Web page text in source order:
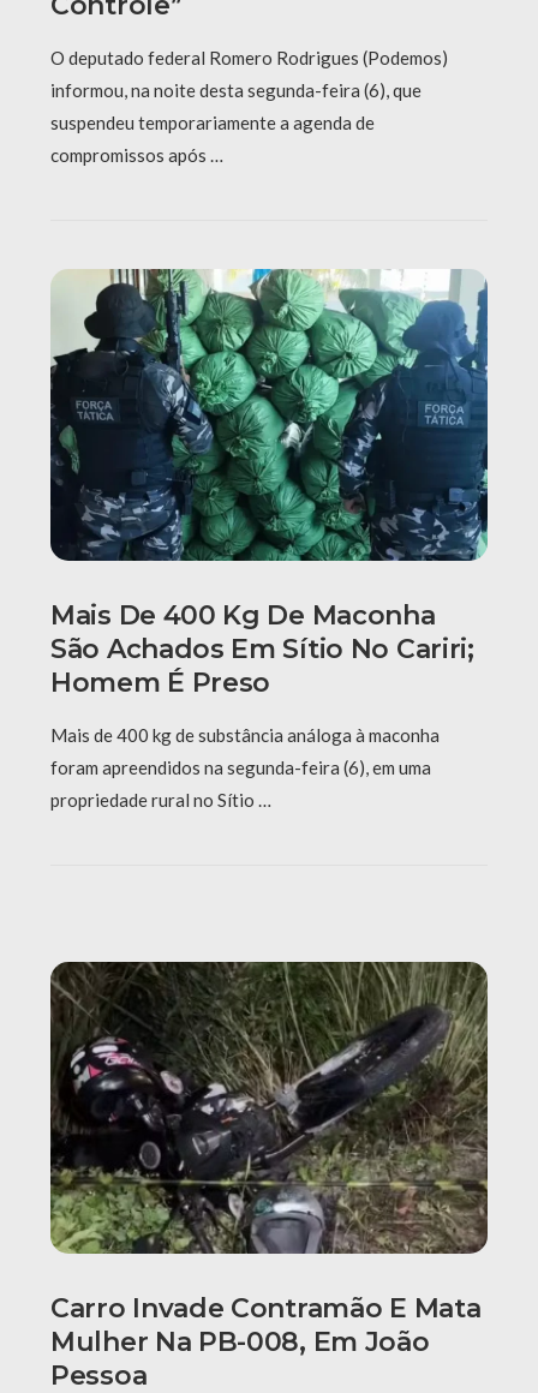
O deputado federal Romero Rodrigues (Podemos)
informou, na noite desta segunda-feira (6), que
suspendeu temporariamente a agenda de
compromissos após …
Mais De 400 Kg De Maconha
São Achados Em Sítio No Cariri;
Homem É Preso
Mais de 400 kg de substância análoga à maconha
foram apreendidos na segunda-feira (6), em uma
propriedade rural no Sítio …
Carro Invade Contramão E Mata
Mulher Na PB-008, Em João
Pessoa